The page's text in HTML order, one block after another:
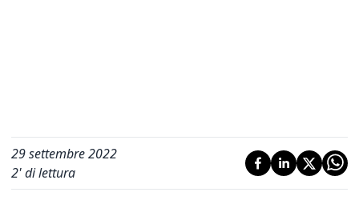
29 settembre 2022
2' di lettura